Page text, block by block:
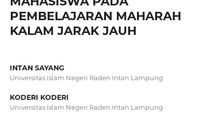
PEMBELAJARAN MAHARAH
KALAM JARAK JAUH
INTAN SAYANG
Universitas Islam Negeri Raden Intan Lampung
KODERI KODERI
Universitas Islam Negeri Raden Intan Lampung